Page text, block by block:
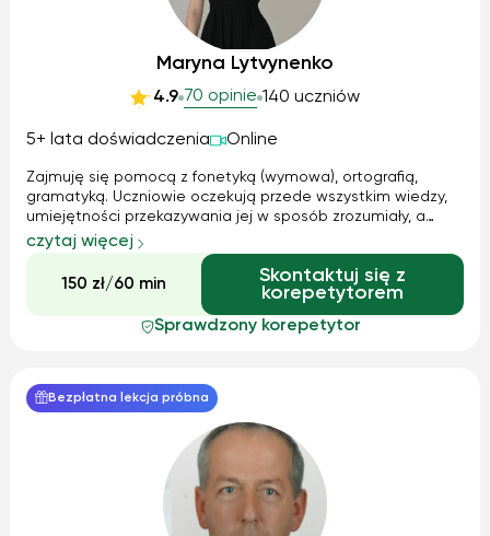
Maryna Lytvynenko
4.9 70 opinie 140 uczniów
5+ lata doświadczenia Online
Zajmuję się pomocą z fonetyką (wymowa), ortografią,
gramatyką. Uczniowie oczekują przede wszystkim wiedzy,
umiejętności przekazywania jej w sposób zrozumiały, a
także cierpliwości i indywidualnego podejścia do ich
potrzeb i tempa nauki. Wiedza i kompetencje
merytoryczne – biegła znajomość języka i u...
czytaj więcej
150 zł/60 min
Skontaktuj się z
korepetytorem
Sprawdzony korepetytor
Bezpłatna lekcja próbna